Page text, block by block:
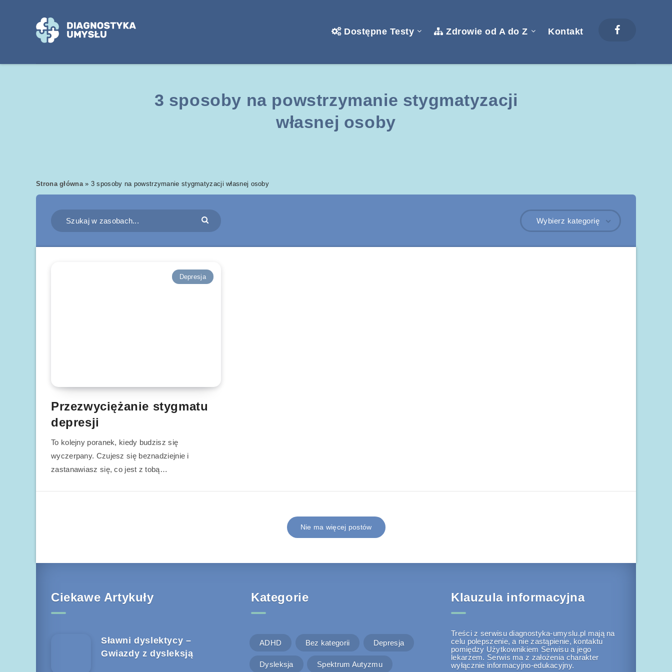
Dostępne Testy Zdrowie od A do Z Kontakt
3 sposoby na powstrzymanie stygmatyzacji
własnej osoby
Strona główna» 3 sposoby na powstrzymanie stygmatyzacji własnej osoby
Wybierz kategorię
Depresja
Przezwyciężanie stygmatu
depresji
To kolejny poranek, kiedy budzisz się
wyczerpany. Czujesz się beznadziejnie i
zastanawiasz się, co jest z tobą…
Nie ma więcej postów
Ciekawe Artykuły
Sławni dyslektycy –
Gwiazdy z dysleksją
Kategorie
ADHD Bez kategorii Depresja
Dysleksja Spektrum Autyzmu
Klauzula informacyjna
Treści z serwisu diagnostyka-umyslu.pl mają na
celu polepszenie, a nie zastąpienie, kontaktu
pomiędzy Użytkownikiem Serwisu a jego
lekarzem. Serwis ma z założenia charakter
wyłącznie informacyjno-edukacyjny.